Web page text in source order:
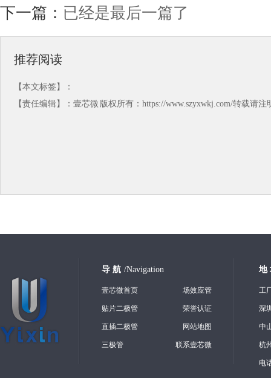
下一篇： 已经是最后一篇了
推荐阅读
【本文标签】：
【责任编辑】： 壹芯微 版权所有：https://www.szyxwkj.com/转载请注
导 航 /Navigation
壹芯微首页 场效应管
贴片二极管 荣誉认证
直插二极管 网站地图
三极管 联系壹芯微
地
工
深
中
杭
电